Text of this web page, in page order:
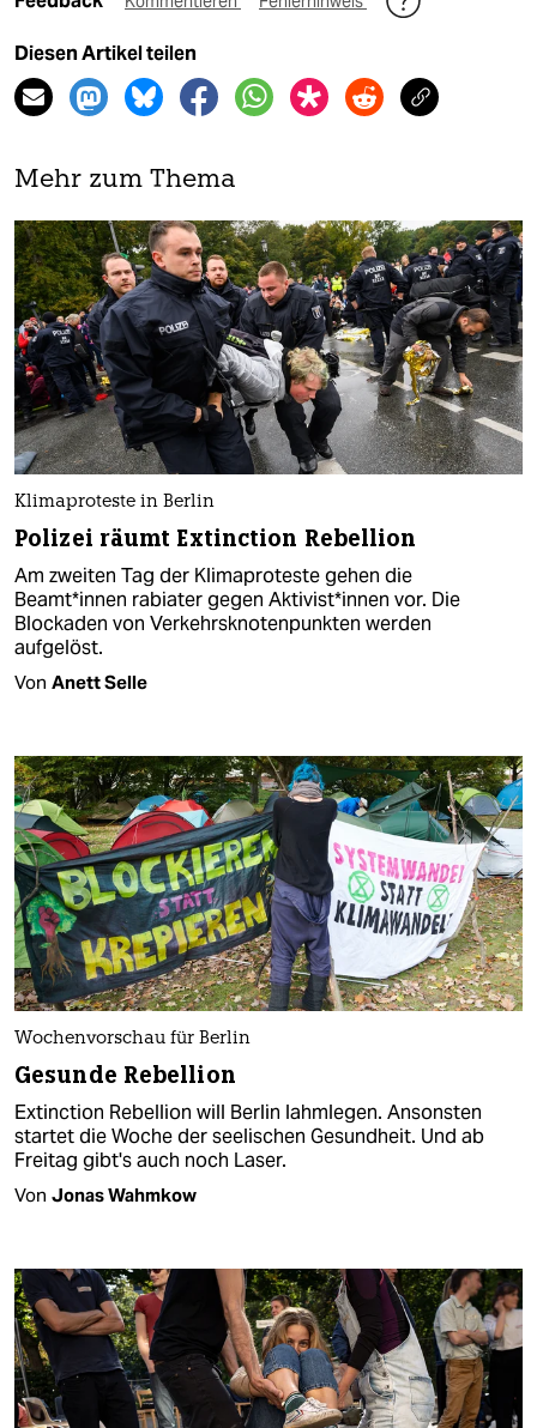
Diesen Artikel teilen
Mehr zum Thema
Klimaproteste in Berlin
Polizei räumt Extinction Rebellion
Am zweiten Tag der Klimaproteste gehen die
Beamt*innen rabiater gegen Aktivist*innen vor. Die
Blockaden von Verkehrsknotenpunkten werden
aufgelöst.
Von Anett Selle
Wochenvorschau für Berlin
Gesunde Rebellion
Extinction Rebellion will Berlin lahmlegen. Ansonsten
startet die Woche der seelischen Gesundheit. Und ab
Freitag gibt's auch noch Laser.
Von Jonas Wahmkow